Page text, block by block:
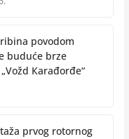
povodom
buduće brze
Кarađorđe“
prvog rotornog